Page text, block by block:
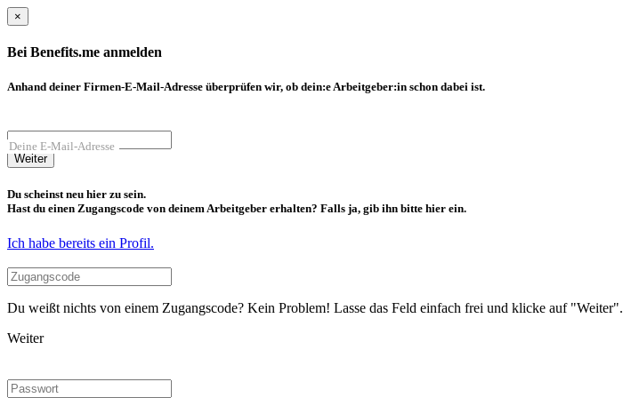
×
Bei Benefits.me anmelden
Anhand deiner Firmen-E-Mail-Adresse überprüfen wir, ob dein:e Arbeitgeber:in schon dabei ist.
Deine E-Mail-Adresse
Weiter
Du scheinst neu hier zu sein.
Hast du einen Zugangscode von deinem Arbeitgeber erhalten? Falls ja, gib ihn bitte hier ein.
Ich habe bereits ein Profil.
Du weißt nichts von einem Zugangscode? Kein Problem! Lasse das Feld einfach frei und klicke auf "Weiter".
Weiter